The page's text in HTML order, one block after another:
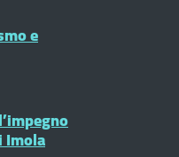
e
Imola